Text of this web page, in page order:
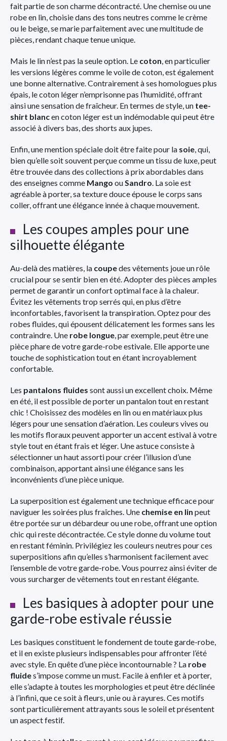
fait partie de son charme décontracté. Une chemise ou une
robe en lin, choisie dans des tons neutres comme le crème
ou le beige, se marie parfaitement avec une multitude de
pièces, rendant chaque tenue unique.
Mais le lin n’est pas la seule option. Le coton, en particulier
les versions légères comme le voile de coton, est également
une bonne alternative. Contrairement à ses homologues plus
épais, le coton léger n’emprisonne pas l’humidité, offrant
ainsi une sensation de fraîcheur. En termes de style, un tee-
shirt blancen coton léger est un indémodable qui peut être
associé à divers bas, des shorts aux jupes.
Enfin, une mention spéciale doit être faite pour la soie, qui,
bien qu’elle soit souvent perçue comme un tissu de luxe, peut
être trouvée dans des collections à prix abordables dans
des enseignes comme Mango ouSandro. La soie est
agréable à porter, sa texture douce épouse le corps sans
coller, offrant une élégance innée à chaque mouvement.
Les coupes amples pour une
silhouette élégante
Au-delà des matières, la coupedes vêtements joue un rôle
crucial pour se sentir bien en été. Adopter des pièces amples
permet de garantir un confort optimal face à la chaleur.
Évitez les vêtements trop serrés qui, en plus d’être
inconfortables, favorisent la transpiration. Optez pour des
robes fluides, qui épousent délicatement les formes sans les
contraindre. Une robe longue, par exemple, peut être une
pièce phare de votre garde-robe estivale. Elle apporte une
touche de sophistication tout en étant incroyablement
confortable.
Les pantalons fluides sont aussi un excellent choix. Même
en été, il est possible de porter un pantalon tout en restant
chic ! Choisissez des modèles en lin ou en matériaux plus
légers pour une sensation d’aération. Les couleurs vives ou
les motifs floraux peuvent apporter un accent estival à votre
style tout en étant frais et léger. Une astuce consiste à
sélectionner un haut assorti pour créer l’illusion d’une
combinaison, apportant ainsi une élégance sans les
inconvénients d’une pièce unique.
La superposition est également une technique efficace pour
naviguer les soirées plus fraîches. Une chemise en lin peut
être portée sur un débardeur ou une robe, offrant une option
chic qui reste décontractée. Ce style donne du volume tout
en restant féminin. Privilégiez les couleurs neutres pour ces
superpositions afin qu’elles s’harmonisent facilement avec
l’ensemble de votre garde-robe. Vous pourrez ainsi éviter de
vous surcharger de vêtements tout en restant élégante.
Les basiques à adopter pour une
garde-robe estivale réussie
Les basiques constituent le fondement de toute garde-robe,
et il en existe plusieurs indispensables pour affronter l’été
avec style. En quête d’une pièce incontournable ? La robe
fluides’impose comme un must. Facile à enfiler et à porter,
elle s’adapte à toutes les morphologies et peut être déclinée
à l’infini, que ce soit à fleurs, unie ou à rayures. Ces motifs
sont particulièrement attrayants sous le soleil et présentent
un aspect festif.